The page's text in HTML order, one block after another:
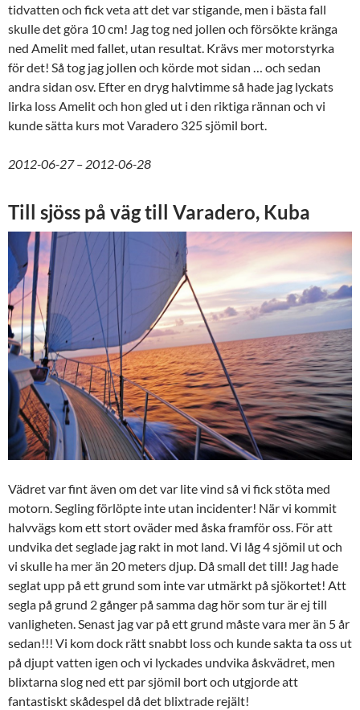
tidvatten och fick veta att det var stigande, men i bästa fall
skulle det göra 10 cm! Jag tog ned jollen och försökte kränga
ned Amelit med fallet, utan resultat. Krävs mer motorstyrka
för det! Så tog jag jollen och körde mot sidan … och sedan
andra sidan osv. Efter en dryg halvtimme så hade jag lyckats
lirka loss Amelit och hon gled ut i den riktiga rännan och vi
kunde sätta kurs mot Varadero 325 sjömil bort.
2012-06-27 – 2012-06-28
Till sjöss på väg till Varadero, Kuba
Vädret var fint även om det var lite vind så vi fick stöta med
motorn. Segling förlöpte inte utan incidenter! När vi kommit
halvvägs kom ett stort oväder med åska framför oss. För att
undvika det seglade jag rakt in mot land. Vi låg 4 sjömil ut och
vi skulle ha mer än 20 meters djup. Då small det till! Jag hade
seglat upp på ett grund som inte var utmärkt på sjökortet! Att
segla på grund 2 gånger på samma dag hör som tur är ej till
vanligheten. Senast jag var på ett grund måste vara mer än 5 år
sedan!!! Vi kom dock rätt snabbt loss och kunde sakta ta oss ut
på djupt vatten igen och vi lyckades undvika åskvädret, men
blixtarna slog ned ett par sjömil bort och utgjorde att
fantastiskt skådespel då det blixtrade rejält!